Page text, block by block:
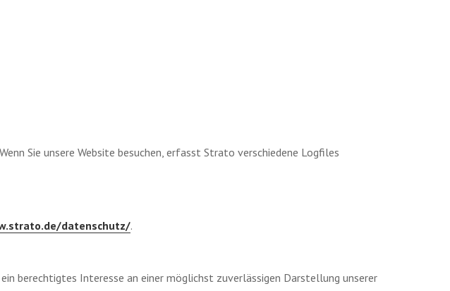
Sie unsere Website besuchen, erfasst Strato verschiedene Logfiles
datenschutz/.
berechtigtes Interesse an einer möglichst zuverlässigen Darstellung unserer